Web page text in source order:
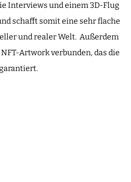
Interviews und einem 3D-Flug
schafft somit eine sehr flache
und realer Welt. Außerdem
Artwork verbunden, das die